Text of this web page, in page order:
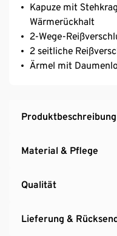
Kapuze mit
Wärmerückhalt
2-Wege-
2 seitliche
Ärmel mit
Produktbeschreibung
Material & Pflege
Qualität
Lieferung &